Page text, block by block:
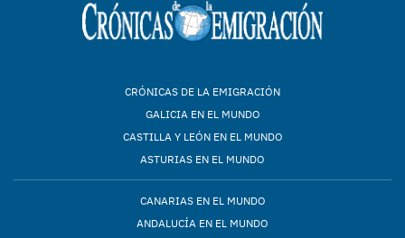
CRÓNICAS DE LA EMIGRACIÓN
GALICIA EN EL MUNDO
CASTILLA Y LEÓN EN EL MUNDO
ASTURIAS EN EL MUNDO
CANARIAS EN EL MUNDO
ANDALUCÍA EN EL MUNDO